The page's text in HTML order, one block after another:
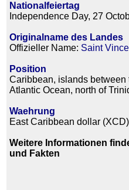
Nationalfeiertag
Independence Day, 27
Originalname des Landes
Offizieller Name: Saint
Position
Caribbean, islands
Atlantic Ocean, north of
Waehrung
East Caribbean dollar (XCD)
Weitere Informationen
und Fakten